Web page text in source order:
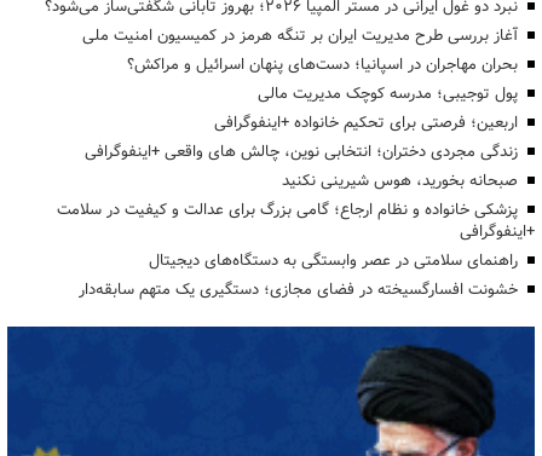
نبرد دو غول ایرانی در مستر المپیا ۲۰۲۶؛ بهروز تابانی شگفتی‌ساز می‌شود؟
آغاز بررسی طرح مدیریت ایران بر تنگه هرمز در کمیسیون امنیت ملی
بحران مهاجران در اسپانیا؛ دست‌های پنهان اسرائیل و مراکش؟
پول توجیبی؛ مدرسه کوچک مدیریت مالی
اربعین؛ فرصتی برای تحکیم خانواده +اینفوگرافی
زندگی مجردی دختران؛ انتخابی نوین، چالش های واقعی +اینفوگرافی
صبحانه بخورید، هوس شیرینی نکنید
پزشکی خانواده و نظام ارجاع؛ گامی بزرگ برای عدالت و کیفیت در سلامت
+اینفوگرافی
راهنمای سلامتی در عصر وابستگی به دستگاه‌های دیجیتال
خشونت افسارگسیخته در فضای مجازی؛ دستگیری یک متهم سابقه‌دار